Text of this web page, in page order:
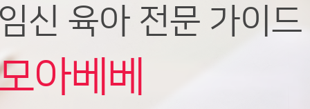
신 육아 전문 가이드
아베베